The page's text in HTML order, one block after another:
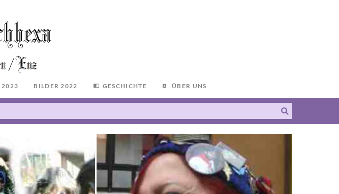
2023 BILDER 2022 GESCHICHTE ÜBER UNS